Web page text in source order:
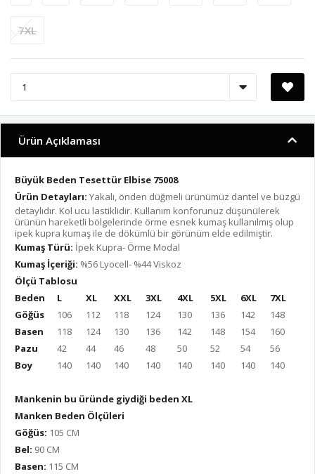
7XL
Ürün Açıklaması
Büyük Beden Tesettür Elbise 75008
Ürün Detayları: Yakalı, önden düğmeli ürünümüz dantel ve büzgü
detaylıdır. Kol ucu lastiklidir. Kullanım konforunuz düşünülerek
ürünün hareketli bölgelerinde örme esnek kumaş kullanılmış olup
ipek kupra kumaş ile de dökümlü bir görünüm elde edilmiştir.
Kumaş Türü: İpek Kupra- Örme Modal
Kumaş İçeriği: %56 Lyocell- %44 Viskoz
Ölçü Tablosu
Beden
L XL XXL 3XL 4XL 5XL 6XL
7XL
Göğüs
106 112 118 124 130 136 142
148
Basen
118 124 130 136 142 148 154
160
Pazu
42 44 46 48 50 52 54
56
Boy
140 140 140 140 140 140 140 140
Mankenin bu üründe giydiği beden XL
Manken Beden Ölçüleri
Göğüs: 105 CM
Bel: 90 CM
Basen: 115 CM